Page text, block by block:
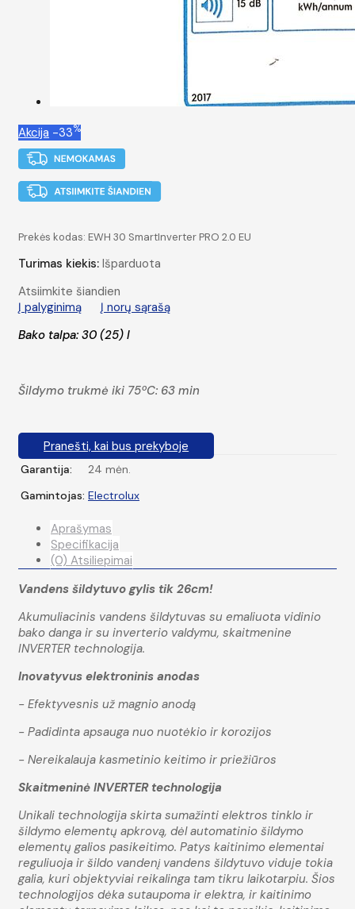
Akcija -33%
Prekės kodas: EWH 30 SmartInverter PRO 2.0 EU
Turimas kiekis: Išparduota
Atsiimkite šiandien
Į palyginimą
Į norų sąrašą
Bako talpa: 30 (25) l
Šildymo trukmė iki 75ºC: 63 min
Pranešti, kai bus prekyboje
Garantija:
24 mėn.
Gamintojas: Electrolux
Aprašymas
Specifikacija
(0) Atsiliepimai
Vandens šildytuvo gylis tik 26cm!
Akumuliacinis vandens šildytuvas su emaliuota vidinio
bako danga ir su inverterio valdymu, skaitmenine
INVERTER technologija.
Inovatyvus elektroninis anodas
- Efektyvesnis už magnio anodą
- Padidinta apsauga nuo nuotėkio ir korozijos
- Nereikalauja kasmetinio keitimo ir priežiūros
Skaitmeninė INVERTER technologija
Unikali technologija skirta sumažinti elektros tinklo ir
šildymo elementų apkrovą, dėl automatinio šildymo
elementų galios pasikeitimo. Patys kaitinimo elementai
reguliuoja ir šildo vandenį vandens šildytuvo viduje tokia
galia, kuri objektyviai reikalinga tam tikru laikotarpiu. Šios
technologijos dėka sutaupoma ir elektra, ir kaitinimo